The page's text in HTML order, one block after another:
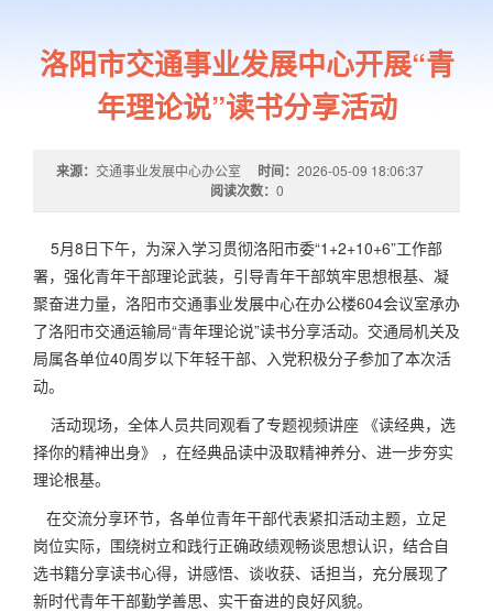
洛阳市交通事业发展中心开展“青
年理论说”读书分享活动
来源： 交通事业发展中心办公室 时间： 2026-05-09 18:06:37
阅读次数： 0
5月8日下午，为深入学习贯彻洛阳市委“1+2+10+6”工作部
署，强化青年干部理论武装，引导青年干部筑牢思想根基、凝
聚奋进力量，洛阳市交通事业发展中心在办公楼604会议室承办
了洛阳市交通运输局“青年理论说”读书分享活动。交通局机关及
局属各单位40周岁以下年轻干部、入党积极分子参加了本次活
动。
活动现场，全体人员共同观看了专题视频讲座 《读经典，选
择你的精神出身》 ，在经典品读中汲取精神养分、进一步夯实
理论根基。
在交流分享环节，各单位青年干部代表紧扣活动主题，立足
岗位实际，围绕树立和践行正确政绩观畅谈思想认识，结合自
选书籍分享读书心得，讲感悟、谈收获、话担当，充分展现了
新时代青年干部勤学善思、实干奋进的良好风貌。